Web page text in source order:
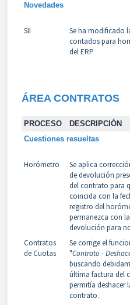
Novedades
SII
Se ha modificado
contados para
del ERP
ÁREA CONTRATOS
PROCESO DESCRIPCIÓN
Cuestiones resueltas
Horómetro
Se aplica
de devolución
del contrato para
coincida con la
registro del
permanezca con
devolución para
Contratos
de Cuotas
Se corrige el
"Contrato -
buscando
última factura del
permitía deshacer
contrato.